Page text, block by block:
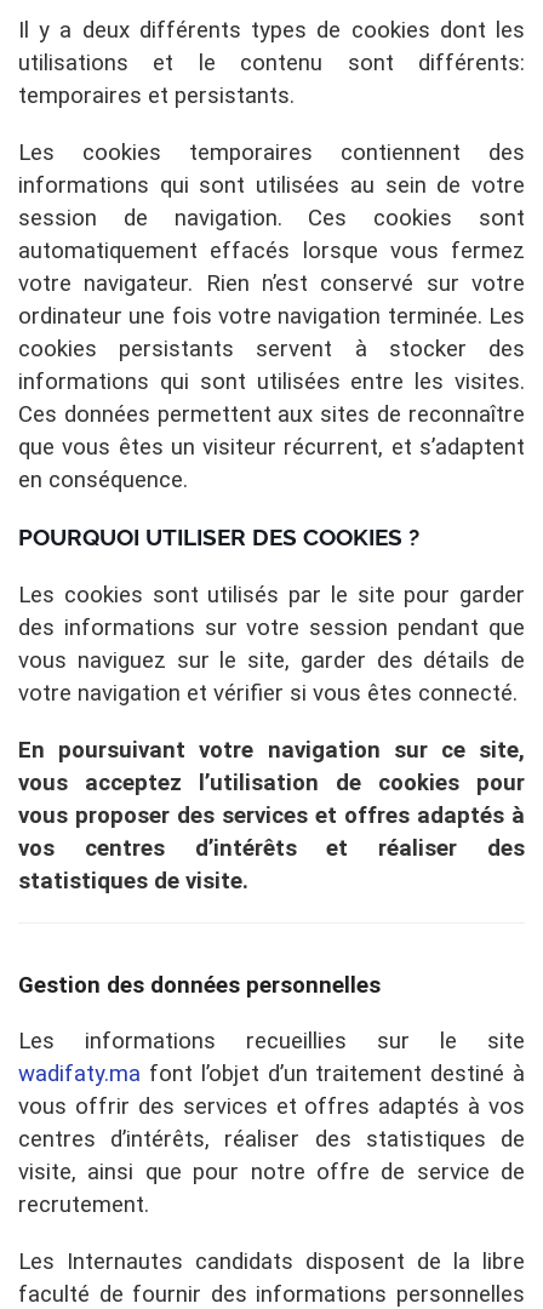
Il y a deux différents types de cookies dont les
utilisations et le contenu sont différents:
temporaires et persistants.
Les cookies temporaires contiennent des
informations qui sont utilisées au sein de votre
session de navigation. Ces cookies sont
automatiquement effacés lorsque vous fermez
votre navigateur. Rien n’est conservé sur votre
ordinateur une fois votre navigation terminée. Les
cookies persistants servent à stocker des
informations qui sont utilisées entre les visites.
Ces données permettent aux sites de reconnaître
que vous êtes un visiteur récurrent, et s’adaptent
en conséquence.
POURQUOI UTILISER DES COOKIES ?
Les cookies sont utilisés par le site pour garder
des informations sur votre session pendant que
vous naviguez sur le site, garder des détails de
votre navigation et vérifier si vous êtes connecté.
En poursuivant votre navigation sur ce site,
vous acceptez l’utilisation de cookies pour
vous proposer des services et offres adaptés à
vos centres d’intérêts et réaliser des
statistiques de visite.
Gestion des données personnelles
Les informations recueillies sur le site
wadifaty.ma font l’objet d’un traitement destiné à
vous offrir des services et offres adaptés à vos
centres d’intérêts, réaliser des statistiques de
visite, ainsi que pour notre offre de service de
recrutement.
Les Internautes candidats disposent de la libre
faculté de fournir des informations personnelles